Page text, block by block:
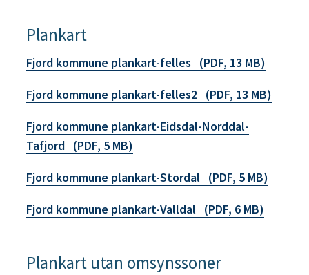
Plankart
Fjord kommune plankart-felles
(PDF, 13 MB)
Fjord kommune plankart-felles2 (PDF, 13 MB)
Fjord kommune plankart-Eidsdal-Norddal-
Tafjord (PDF, 5 MB)
Fjord kommune plankart-Stordal
(PDF, 5 MB)
Fjord kommune plankart-Valldal
(PDF, 6 MB)
Plankart utan omsynssoner